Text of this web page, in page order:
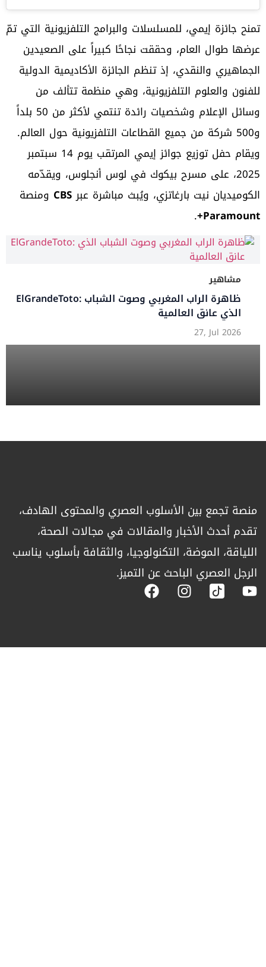
تمنح جائزة إيمي، للمسلسلات والبرامج التلفزيونية التي تمّ
عرضها طوال العام، وحققت نجاحًا كبيراً على الصعيدين
الجماهيري والنقدي، إذ تنظم الجائزة الأكاديمية الدولية
للفنون والعلوم التلفزيونية، وهي منظمة تتألف من
وسائل الإعلام وشخصيات رائدة تنتمي لأكثر من 50 بلداً
و500 شركة من جميع القطاعات التلفزيونية حول العالم.
ويقام حفل توزيع جوائز إيمي المرتقب يوم 14 سبتمبر
2025، على مسرح بيكوك في لوس أنجلوس، ويقدّمه
الكوميديان نيت بارغاتزي، ويُبث مباشرة عبرCBS ومنصة
Paramount+
.
مشاهير
عن عودة سبايدر مان من القصة والأبطال إلى موعد
العرض
12, Jul 2026
منصة تجمع بين الأسلوب العصري والمحتوى الهادف،
تقدم أحدث الأخبار والمقالات في مجالات الصحة،
اللياقة، الموضة، التكنولوجيا، والثقافة بأسلوب يناسب
الرجل العصري الباحث عن التميز.